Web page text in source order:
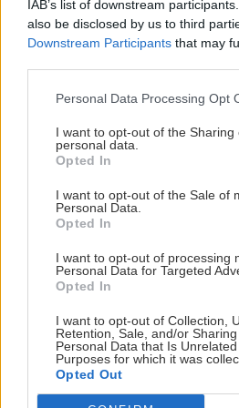
IAB’s list of downstream
also be disclosed by us to third
Downstream Participants that may
Personal Data Processing Opt
I want to opt-out of the Sharing
personal data.
Opted In
I want to opt-out of the Sale of
Personal Data.
Opted In
I want to opt-out of processing
Personal Data for Targeted
Opted In
I want to opt-out of Collection,
Retention, Sale, and/or
Personal Data that Is
Purposes for which it was
Opted Out
Μοσχάρι: "Εκτοξεύτηκε" η
από τα τέλη του 2024
ΑΘΛΗΤΙΚΑ
άγγιξε το «χέρι του Θεού»
ΚΡΗΤΗ
'Έφυγε" από την ζωή ο
Τουρισμός: Στο
«πατέντα» των εργοδοτών
Κάρτα Εργασίας
Όλες οι
ΠΕΡΙΣΣΟΤΕΡΑ